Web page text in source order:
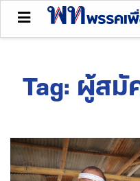
Tag: ผู้สมั